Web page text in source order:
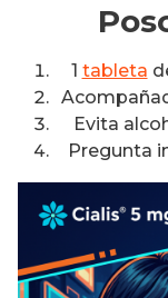
1 tableta
Evita
Pregunta